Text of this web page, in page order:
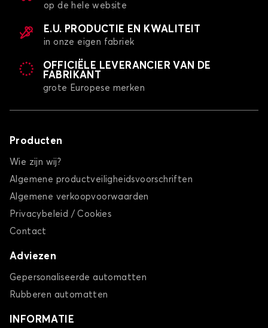
op de hele website
E.U. PRODUCTIE EN KWALITEIT
in onze eigen fabriek
OFFICIËLE LEVERANCIER VAN DE
FABRIKANT
grote Europese merken
Producten
Wie zijn wij?
Algemene productveiligheidsvoorschriften
Algemene verkoopvoorwaarden
Privacybeleid / Cookies
Contact
Adviezen
Gepersonaliseerde automatten
Rubberen automatten
INFORMATIE